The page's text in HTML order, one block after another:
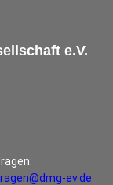
e.V.
ev.de